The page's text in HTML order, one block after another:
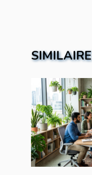
SIMILAIRE